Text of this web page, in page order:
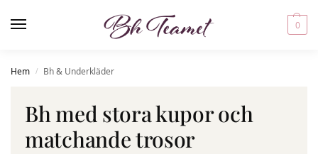
0
Hem / Bh & Underkläder
Bh med stora kupor och
matchande trosor